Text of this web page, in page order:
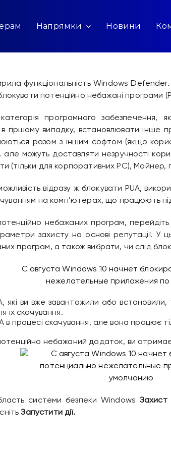
Напрямки Новини
функціональність Windows
потенційно небажані програми
програмного забезпечення,
гіршому випадку, встановлювати інше
разом з іншим софтом (якщо
можуть доставляти незручності
(тільки для корпоративних PC), Майнер,
відразу ж блокувати PUA,
на комп’ютерах, що працюють
небажаних програм,
захисту на основі репутації. У
програм, а також вибрати, чи слід
які ви вже завантажили або
їх скачування.
в процесі скачування, але вона працює
небажаний додаток, ви
системи безпеки Windows Захист
Запустити дії.